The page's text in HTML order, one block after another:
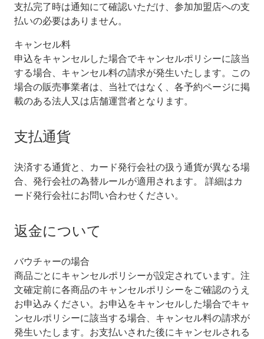
支払完了時は通知にて確認いただけ、参加加盟店への支
払いの必要はありません。
キャンセル料
申込をキャンセルした場合でキャンセルポリシーに該当
する場合、キャンセル料の請求が発生いたします。この
場合の販売事業者は、当社ではなく、各予約ページに掲
載のある法人又は店舗運営者となります。
支払通貨
決済する通貨と、カード発行会社の扱う通貨が異なる場
合、発行会社の為替ルールが適用されます。 詳細はカ
ード発行会社にお問い合わせください。
返金について
バウチャーの場合
商品ごとにキャンセルポリシーが設定されています。注
文確定前に各商品のキャンセルポリシーをご確認のうえ
お申込みください。お申込をキャンセルした場合でキャ
ンセルポリシーに該当する場合、キャンセル料の請求が
発生いたします。お支払いされた後にキャンセルされる